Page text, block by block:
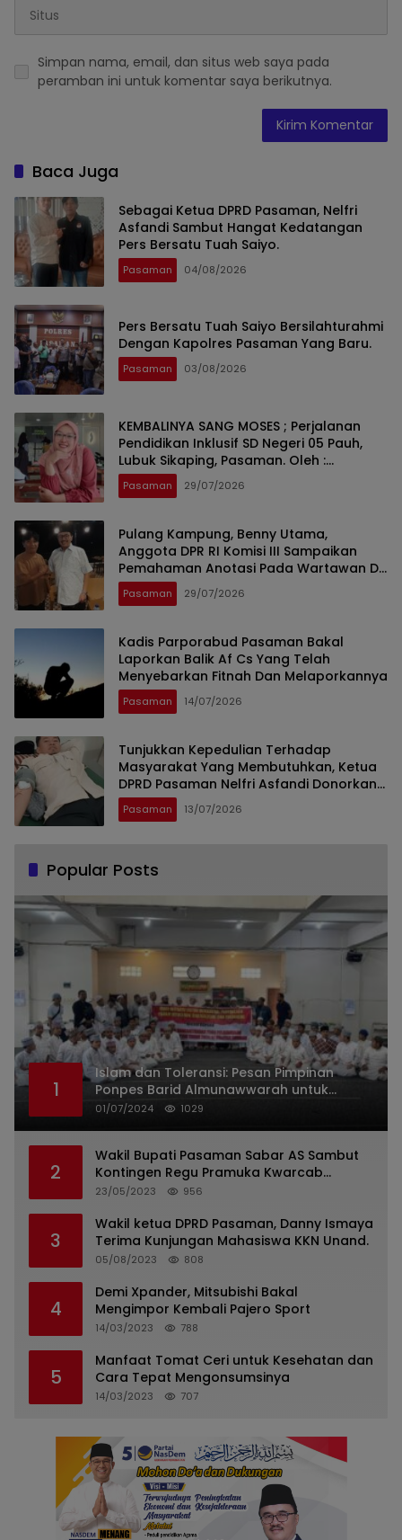
Simpan nama, email, dan situs web saya pada
peramban ini untuk komentar saya berikutnya.
Baca Juga
Sebagai Ketua DPRD Pasaman, Nelfri
Asfandi Sambut Hangat Kedatangan
Pers Bersatu Tuah Saiyo.
Pasaman 04/08/2026
Pers Bersatu Tuah Saiyo Bersilahturahmi
Dengan Kapolres Pasaman Yang Baru.
Pasaman 03/08/2026
KEMBALINYA SANG MOSES ; Perjalanan
Pendidikan Inklusif SD Negeri 05 Pauh,
Lubuk Sikaping, Pasaman. Oleh :
Rahmawati Ismar SS ( Guru SDN Pauh ,
Lubuk Sikaping, Pasaman.)
Pasaman 29/07/2026
Pulang Kampung, Benny Utama,
Anggota DPR RI Komisi III Sampaikan
Pemahaman Anotasi Pada Wartawan Di
Pasaman
Pasaman 29/07/2026
Kadis Parporabud Pasaman Bakal
Laporkan Balik Af Cs Yang Telah
Menyebarkan Fitnah Dan Melaporkannya
Pasaman 14/07/2026
Tunjukkan Kepedulian Terhadap
Masyarakat Yang Membutuhkan, Ketua
DPRD Pasaman Nelfri Asfandi Donorkan
Darahnya
Pasaman 13/07/2026
Popular Posts
1
Islam dan Toleransi: Pesan Pimpinan
Ponpes Barid Almunawwarah untuk
Indonesia
01/07/2024 1029
2
Wakil Bupati Pasaman Sabar AS Sambut
Kontingen Regu Pramuka Kwarcab
Pasaman
23/05/2023 956
3
Wakil ketua DPRD Pasaman, Danny Ismaya
Terima Kunjungan Mahasiswa KKN Unand.
05/08/2023 808
4
Demi Xpander, Mitsubishi Bakal
Mengimpor Kembali Pajero Sport
14/03/2023 788
5
Manfaat Tomat Ceri untuk Kesehatan dan
Cara Tepat Mengonsumsinya
14/03/2023 707